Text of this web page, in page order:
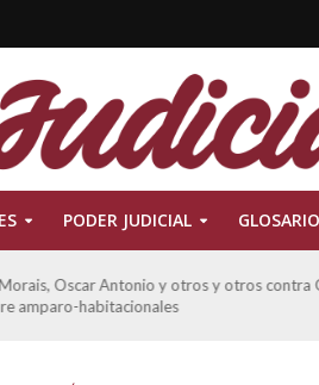
PODER JUDICIAL GLOSARIO
Oscar Antonio y otros y otros contra
amparo-habitacionales